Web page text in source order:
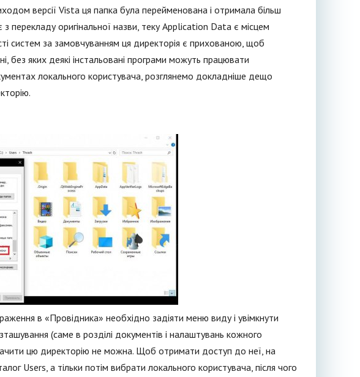
версії Vista ця папка була перейменована і отримала більш
перекладу оригінальної назви, теку Application Data є місцем
систем за замовчуванням ця директорія є прихованою, щоб
без яких деякі інстальовані програми можуть працювати
локального користувача, розглянемо докладніше дещо
в «Провідника» необхідно задіяти меню виду і увімкнути
(саме в розділі документів і налаштувань кожного
цю директорію не можна. Щоб отримати доступ до неї, на
Users, а тільки потім вибрати локального користувача, після чого